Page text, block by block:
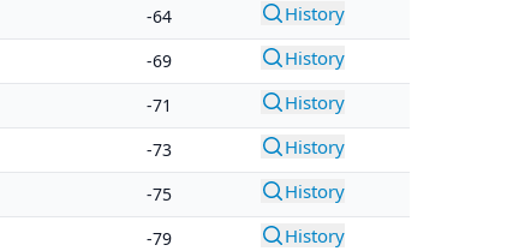
-64 History
-69 History
-71 History
-73 History
-75 History
-79 History